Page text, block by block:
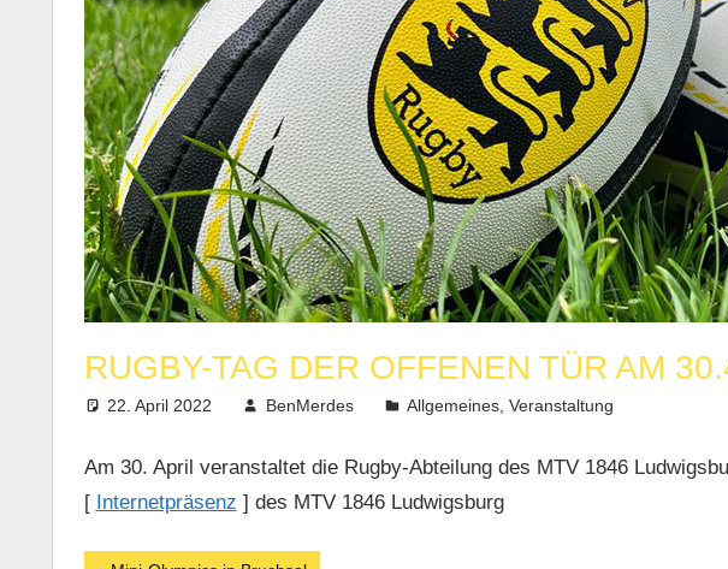
RUGBY-TAG DER OFFENEN TÜR AM
22. April 2022 BenMerdes Allgemeines ,Veranstaltung
Am 30. April veranstaltet die Rugby-Abteilung des MTV 1846
[ Internetpräsenz ] des MTV 1846 Ludwigsburg